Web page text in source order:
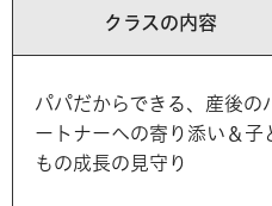
クラスの内容
パパだからできる、産後の
ートナーへの寄り添い＆子
もの成長の見守り